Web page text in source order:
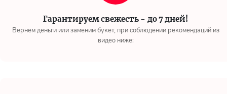
Гарантируем свежесть - до 7 дней!
Вернем деньги или заменим букет, при соблюдении рекомендаций из
видео ниже: